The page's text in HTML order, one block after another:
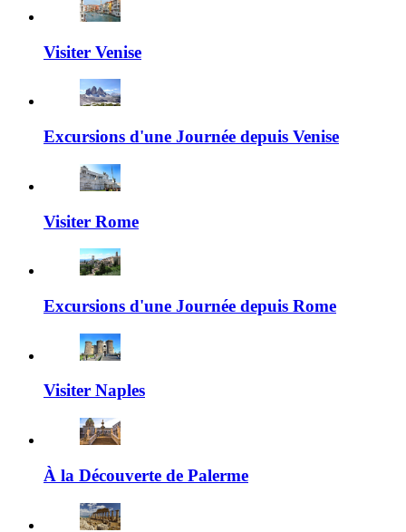
Visiter Venise
Excursions d'une Journée depuis Venise
Visiter Rome
Excursions d'une Journée depuis Rome
Visiter Naples
À la Découverte de Palerme